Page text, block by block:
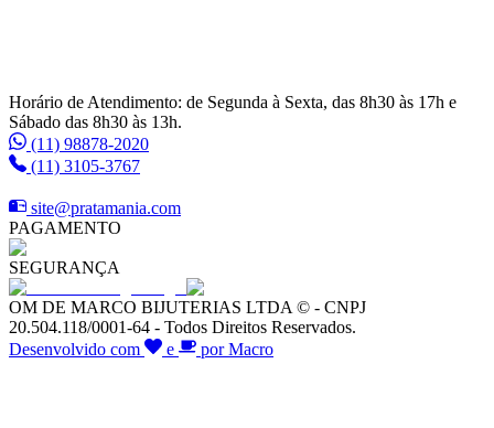
Horário de Atendimento: de Segunda à Sexta, das 8h30 às 17h e
Sábado das 8h30 às 13h.
(11) 98878-2020
(11) 3105-3767
site@pratamania.com
PAGAMENTO
SEGURANÇA
OM DE MARCO BIJUTERIAS LTDA © - CNPJ
20.504.118/0001-64 - Todos Direitos Reservados.
Desenvolvido com
e por Macro